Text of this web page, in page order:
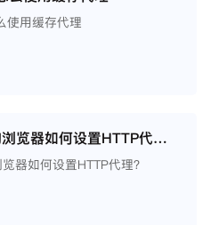
使用缓存代理
Win10丨搜狗浏览器如何设置HTTP代理？
器如何设置HTTP代理？